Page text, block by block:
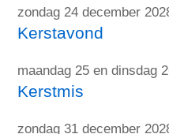
zondag 24 december
Kerstavond
maandag 25 en dinsdag
Kerstmis
zondag 31 december